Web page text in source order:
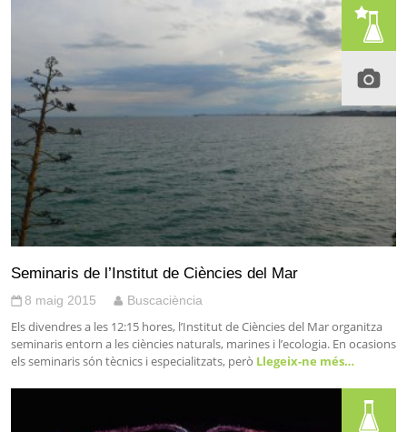
Seminaris de l’Institut de Ciències del Mar
8 maig 2015 Buscaciència
Els divendres a les 12:15 hores, l’Institut de Ciències del Mar organitza
seminaris entorn a les ciències naturals, marines i l’ecologia. En ocasions
els seminaris són tècnics i especialitzats, però Llegeix-ne més…